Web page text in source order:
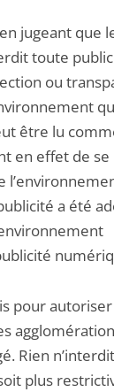
jugeant que
toute
ou
être lu
en effet de
a été
pour
Rien
plus